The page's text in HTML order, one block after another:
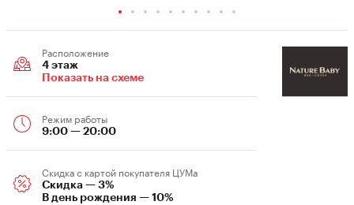
Расположение
4 этаж
Показать на схеме
Режим работы
9:00 — 20:00
Скидка c картой покупателя ЦУМа
Скидка — 3%
В день рождения — 10%